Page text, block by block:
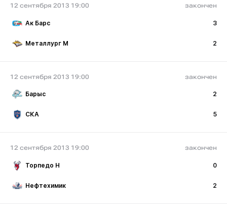
12 сентября 2013 19:00 закончен
Ак Барс 3
Металлург М 2
12 сентября 2013 19:00 закончен
Барыс 2
СКА 5
12 сентября 2013 19:00 закончен
Торпедо Н 0
Нефтехимик 2